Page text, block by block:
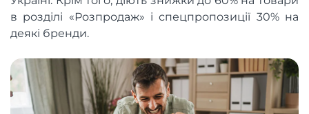
в розділі «Розпродаж» і спецпропозиції 30% на
деякі бренди.